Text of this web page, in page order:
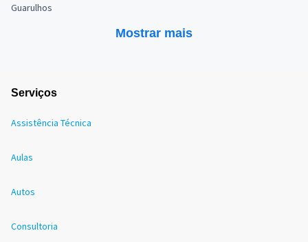
Guarulhos
Mostrar mais
Serviços
Assistência Técnica
Aulas
Autos
Consultoria